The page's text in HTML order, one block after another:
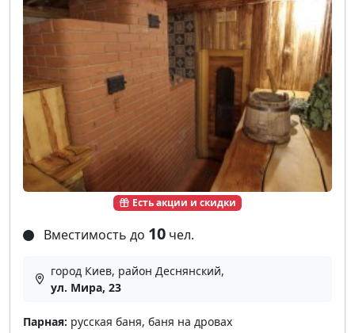
Есть акции и скидки
Вместимость до 10 чел.
город Киев, район Деснянский,
ул. Мира, 23
Парная: русская баня, баня на дровах